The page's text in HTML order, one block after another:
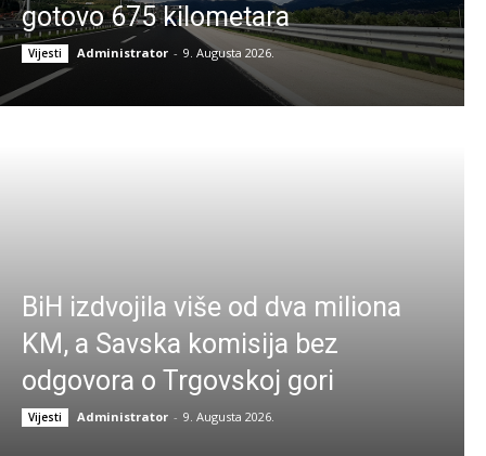
gotovo 675 kilometara
Vijesti Administrator - 9. Augusta 2026.
BiH izdvojila više od dva miliona
KM, a Savska komisija bez
odgovora o Trgovskoj gori
Vijesti Administrator - 9. Augusta 2026.